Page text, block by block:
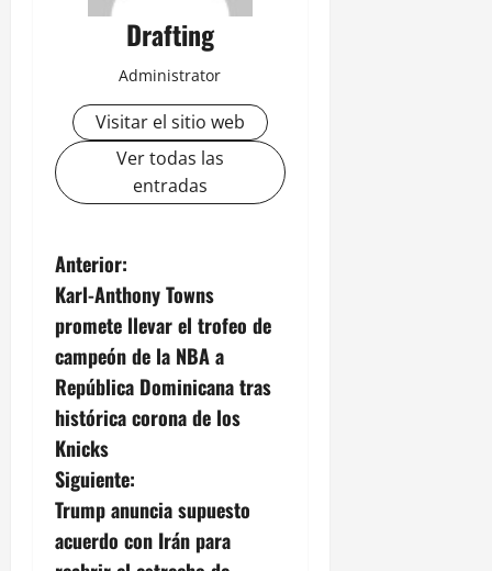
Drafting
Administrator
Visitar el sitio web
Ver todas las
entradas
N
a
v
e
g
a
c
Anterior:
Karl-Anthony Towns
promete llevar el trofeo de
campeón de la NBA a
República Dominicana tras
histórica corona de los
Knicks
Siguiente:
Trump anuncia supuesto
acuerdo con Irán para